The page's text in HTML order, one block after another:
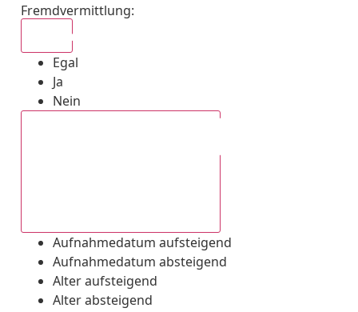
Fremdvermittlung:
Egal
Ja
Nein
Aufnahmedatum aufsteigend
Aufnahmedatum absteigend
Alter aufsteigend
Alter absteigend